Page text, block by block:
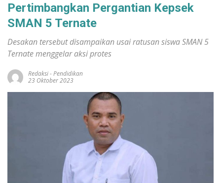
Pertimbangkan Pergantian Kepsek
SMAN 5 Ternate
Desakan tersebut disampaikan usai ratusan siswa SMAN 5
Ternate menggelar aksi protes
Redaksi-Pendidikan
23 Oktober 2023